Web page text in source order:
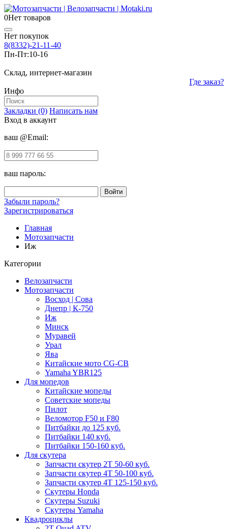
0Нет товаров
Нет покупок
8(8332)-21-11-40
Пн-Пт:10-16
Склад, интернет-магазин
Где заказ?
Инфо
Закладки (0) Написать нам
Вход в аккаунт
ваш @Email:
ваш пароль:
Забыли пароль?
Зарегистрироваться
Главная
Мотозапчасти
Иж
Категории
Велозапчасти
Мотозапчасти
Восход | Сова
Днепр | К-750
Иж
Минск
Муравей
Урал
Ява
Китайские мото CG-CB
Yamaha YBR125
Для мопедов
Китайские мопеды
Советские мопеды
Пилот
Веломотор F50 и F80
Питбайки до 125 куб.
Питбайки 140 куб.
Питбайки 150-160 куб.
Для скутера
Запчасти скутер 2Т 50-60 куб.
Запчасти скутер 4Т 50-100 куб.
Запчасти скутер 4Т 125-150 куб.
Скутеры Honda
Скутеры Suzuki
Скутеры Yamaha
Квадроциклы